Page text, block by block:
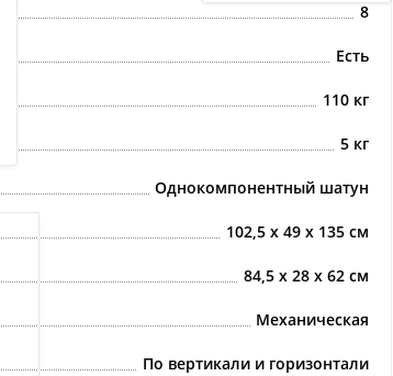
8
Есть
110 кг
5 кг
Однокомпонентный шатун
102,5 х 49 х 135 см
84,5 х 28 х 62 см
Механическая
По вертикали и горизонтали